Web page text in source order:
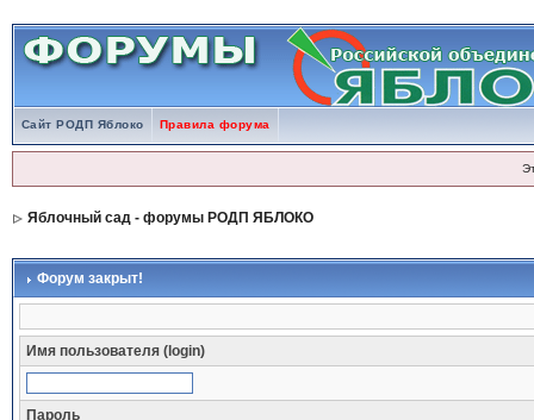
Сайт РОДП Яблоко Правила форума
Яблочный сад - форумы РОДП ЯБЛОКО
Форум закрыт!
Имя пользователя (login)
Пароль